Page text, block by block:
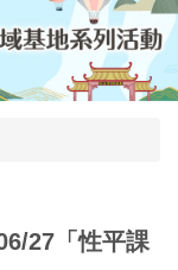
27「性平課